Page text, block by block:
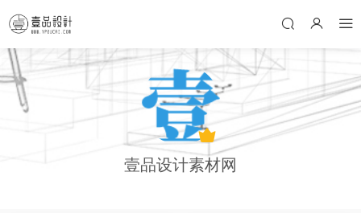
壹品设计素材网